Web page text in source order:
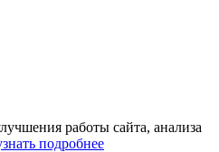
работы сайта, анализа
подробнее